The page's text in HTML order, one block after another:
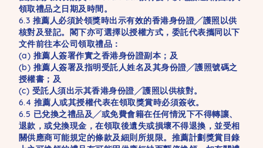
領取禮品之日期及時間。
6.3 推薦人必須於領獎時出示有效的香港身份證╱護照以供
核對及登記。閣下亦可選擇以授權方式，委託代表攜同以下
文件前往本公司領取禮品：
(a) 推薦人簽署作實之香港身份證副本；及
(b) 推薦人簽署及指明受託人姓名及其身份證╱護照號碼之
授權書；及
(c) 受託人須出示其香港身份證╱護照以供核對。
6.4 推薦人或其授權代表在領取獎賞時必須簽收。
6.5 已兌換之禮品及╱或免費會籍在任何情況下不得轉讓、
退款，或兌換現金，在領取後遺失或損壞不得退換，並受相
關供應商可能規定的條款及細則所規限。推薦計劃獎賞目錄